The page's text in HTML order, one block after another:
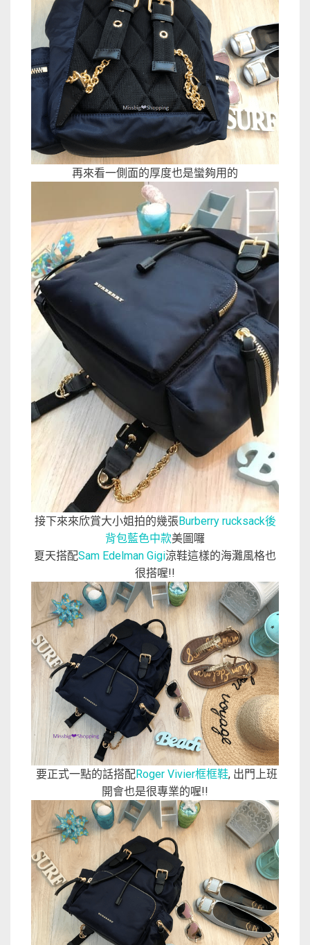
再來看一側面的厚度也是蠻夠用的
接下來來欣賞大小姐拍的幾張Burberry rucksack後
背包藍色中款美圖囉
夏天搭配Sam Edelman Gigi涼鞋這樣的海灘風格也
很搭喔!!
要正式一點的話搭配Roger Vivier框框鞋, 出門上班
開會也是很專業的喔!!